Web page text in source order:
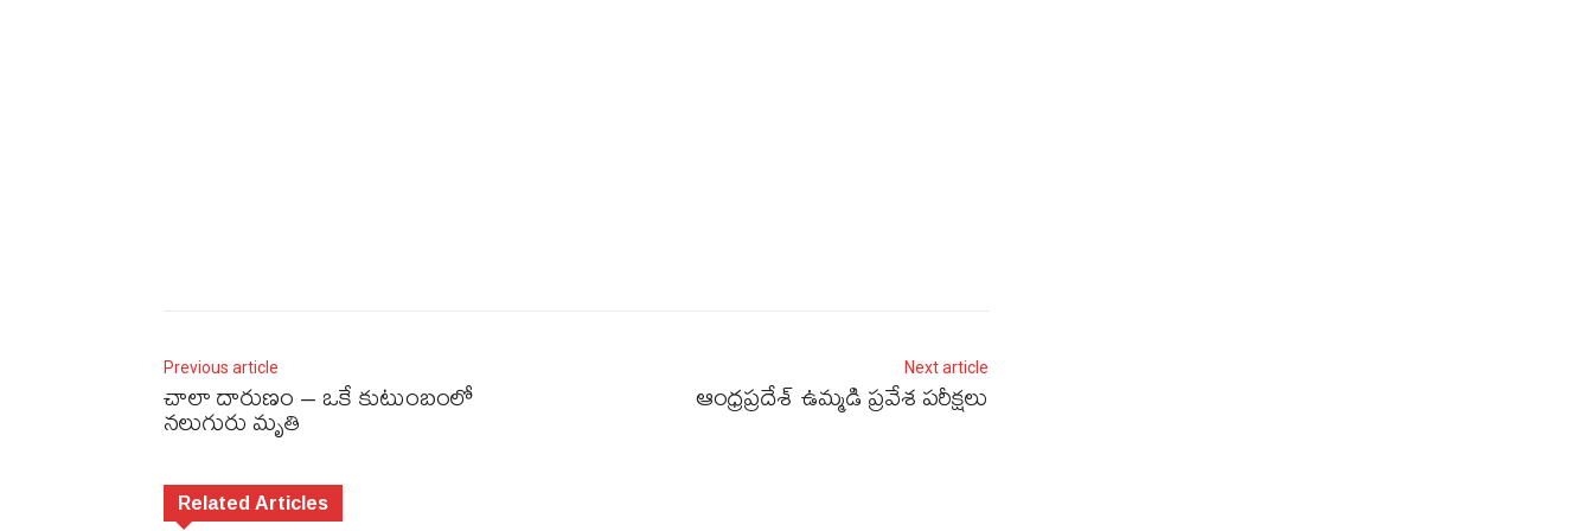
Previous article
చాలా దారుణం – ఒకే కుటుంబంలో
నలుగురు మృతి
Next article
ఆంధ్రప్రదేశ్‌ ఉమ్మడి ప్రవేశ పరీక్షలు
Related Articles